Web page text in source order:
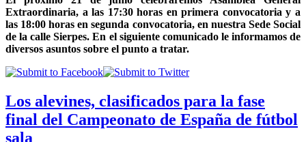
Extraordinaria, a las 17:30 horas en primera convocatoria y a
las 18:00 horas en segunda convocatoria, en nuestra Sede Social
de la calle Sierpes. En el siguiente comunicado le informamos de
diversos asuntos sobre el punto a tratar.
Los alevines, clasificados para la fase
final del Campeonato de España de fútbol
sala